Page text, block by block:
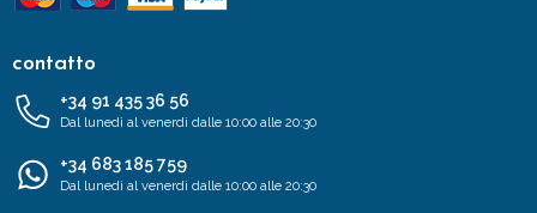
contatto
+34 91 435 36 56
Dal lunedì al venerdì dalle 10:00 alle 20:30
+34 683 185 759
Dal lunedì al venerdì dalle 10:00 alle 20:30